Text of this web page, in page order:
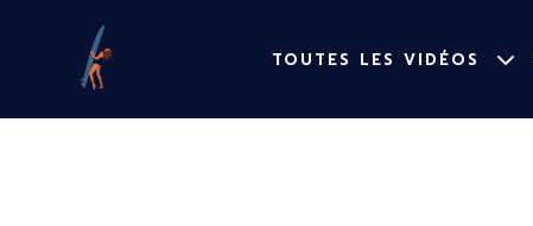
TOUTES LES VIDÉOS